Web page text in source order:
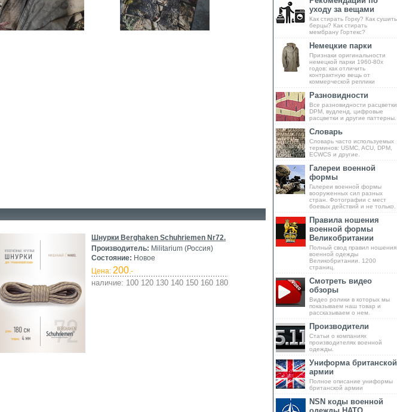
Шнурки Berghaken Schuhriemen Nr72.
Производитель: Militarium (Россия)
Состояние: Новое
Цена: 200.-
наличие: 100 120 130 140 150 160 180
уходу за вещами
Как стирать Горку? Как сушить
берцы? Как стирать
мембрану Гортекс?
Немецкие парки
Признаки оригинальности
немецкой парки 1960-80х
годов: как отличить
контрактную вещь от
коммерческой реплики
Разновидности
Все разновидности расцветки
DPM, вудленд, цифровые
расцветки и другие паттерны.
Словарь
Словарь часто используемых
терминов: USMC, ACU, DPM,
ECWCS и другие.
Галереи военной
формы
Галереи военной формы
вооруженных сил разных
стран. Фотографии с мест
боевых действий и не только.
Правила ношения
военной формы
Великобритании
Полный свод правил ношения
военной одежды
Великобритании. 1200
страниц.
Смотреть видео
обзоры
Видео ролики в которых мы
показываем наш товар и
рассказываем о нем.
Производители
Статьи о компаниях
производителях военной
одежды.
Униформа британской
армии
Полное описание униформы
британской армии
NSN коды военной